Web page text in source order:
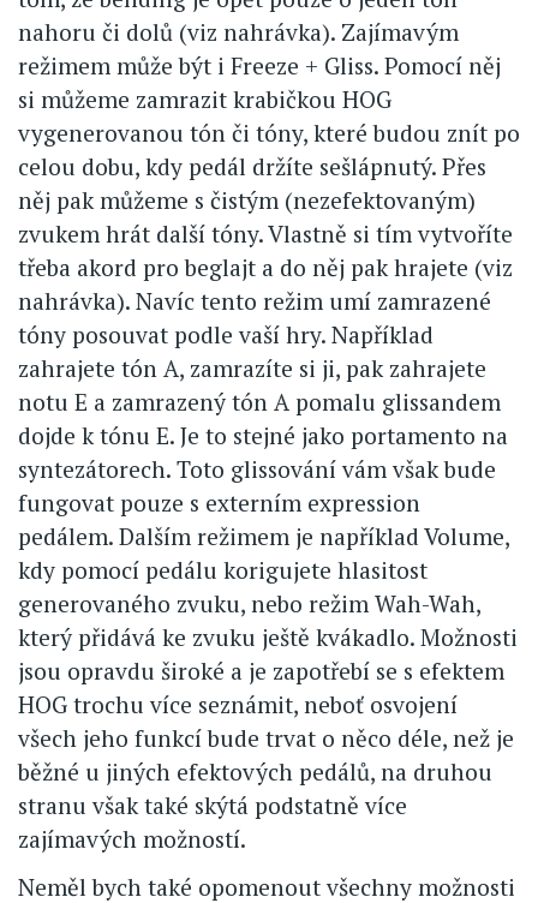
nahoru či dolů (viz nahrávka). Zajímavým
režimem může být i Freeze + Gliss. Pomocí něj
si můžeme zamrazit krabičkou HOG
vygenerovanou tón či tóny, které budou znít po
celou dobu, kdy pedál držíte sešlápnutý. Přes
něj pak můžeme s čistým (nezefektovaným)
zvukem hrát další tóny. Vlastně si tím vytvoříte
třeba akord pro beglajt a do něj pak hrajete (viz
nahrávka). Navíc tento režim umí zamrazené
tóny posouvat podle vaší hry. Například
zahrajete tón A, zamrazíte si ji, pak zahrajete
notu E a zamrazený tón A pomalu glissandem
dojde k tónu E. Je to stejné jako portamento na
syntezátorech. Toto glissování vám však bude
fungovat pouze s externím expression
pedálem. Dalším režimem je například Volume,
kdy pomocí pedálu korigujete hlasitost
generovaného zvuku, nebo režim Wah-Wah,
který přidává ke zvuku ještě kvákadlo. Možnosti
jsou opravdu široké a je zapotřebí se s efektem
HOG trochu více seznámit, neboť osvojení
všech jeho funkcí bude trvat o něco déle, než je
běžné u jiných efektových pedálů, na druhou
stranu však také skýtá podstatně více
zajímavých možností.
Neměl bych také opomenout všechny možnosti